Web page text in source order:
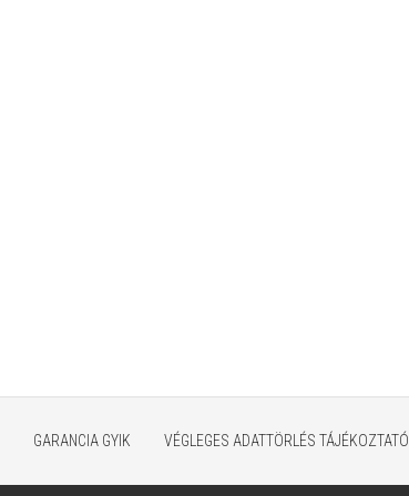
GARANCIA GYIK VÉGLEGES ADATTÖRLÉS TÁJÉKOZTATÓ